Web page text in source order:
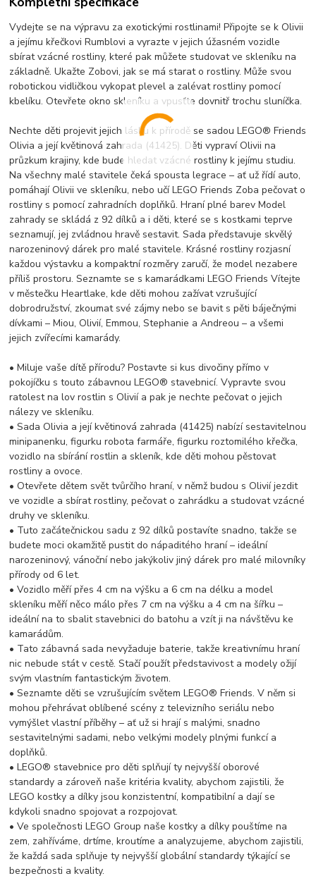
Vydejte se na výpravu za exotickými rostlinami! Připojte se k Olivii
a jejímu křečkovi Rumblovi a vyrazte v jejich úžasném vozidle
sbírat vzácné rostliny, které pak můžete studovat ve skleníku na
základně. Ukažte Zobovi, jak se má starat o rostliny. Může svou
robotickou vidličkou vykopat plevel a zalévat rostliny pomocí
kbelíku. Otevřete okno skleníku a vpusťte dovnitř trochu sluníčka.
Nechte děti projevit jejich lásku k přírodě se sadou LEGO® Friends
Olivia a její květinová zahrada (41425). Děti vypraví Olivii na
průzkum krajiny, kde bude hledat vzácné rostliny k jejímu studiu.
Na všechny malé stavitele čeká spousta legrace – ať už řídí auto,
pomáhají Olivii ve skleníku, nebo učí LEGO Friends Zoba pečovat o
rostliny s pomocí zahradních doplňků. Hraní plné barev Model
zahrady se skládá z 92 dílků a i děti, které se s kostkami teprve
seznamují, jej zvládnou hravě sestavit. Sada představuje skvělý
narozeninový dárek pro malé stavitele. Krásné rostliny rozjasní
každou výstavku a kompaktní rozměry zaručí, že model nezabere
příliš prostoru. Seznamte se s kamarádkami LEGO Friends Vítejte
v městečku Heartlake, kde děti mohou zažívat vzrušující
dobrodružství, zkoumat své zájmy nebo se bavit s pěti báječnými
dívkami – Miou, Olivií, Emmou, Stephanie a Andreou – a všemi
jejich zvířecími kamarády.
• Miluje vaše dítě přírodu? Postavte si kus divočiny přímo v
pokojíčku s touto zábavnou LEGO® stavebnicí. Vypravte svou
ratolest na lov rostlin s Olivií a pak je nechte pečovat o jejich
nálezy ve skleníku.
• Sada Olivia a její květinová zahrada (41425) nabízí sestavitelnou
minipanenku, figurku robota farmáře, figurku roztomilého křečka,
vozidlo na sbírání rostlin a skleník, kde děti mohou pěstovat
rostliny a ovoce.
• Otevřete dětem svět tvůrčího hraní, v němž budou s Olivií jezdit
ve vozidle a sbírat rostliny, pečovat o zahrádku a studovat vzácné
druhy ve skleníku.
• Tuto začátečnickou sadu z 92 dílků postavíte snadno, takže se
budete moci okamžitě pustit do nápaditého hraní – ideální
narozeninový, vánoční nebo jakýkoliv jiný dárek pro malé milovníky
přírody od 6 let.
• Vozidlo měří přes 4 cm na výšku a 6 cm na délku a model
skleníku měří něco málo přes 7 cm na výšku a 4 cm na šířku –
ideální na to sbalit stavebnici do batohu a vzít ji na návštěvu ke
kamarádům.
• Tato zábavná sada nevyžaduje baterie, takže kreativnímu hraní
nic nebude stát v cestě. Stačí použít představivost a modely ožijí
svým vlastním fantastickým životem.
• Seznamte děti se vzrušujícím světem LEGO® Friends. V něm si
mohou přehrávat oblíbené scény z televizního seriálu nebo
vymýšlet vlastní příběhy – ať už si hrají s malými, snadno
sestavitelnými sadami, nebo velkými modely plnými funkcí a
doplňků.
• LEGO® stavebnice pro děti splňují ty nejvyšší oborové
standardy a zároveň naše kritéria kvality, abychom zajistili, že
LEGO kostky a dílky jsou konzistentní, kompatibilní a dají se
kdykoli snadno spojovat a rozpojovat.
• Ve společnosti LEGO Group naše kostky a dílky pouštíme na
zem, zahříváme, drtíme, kroutíme a analyzujeme, abychom zajistili,
že každá sada splňuje ty nejvyšší globální standardy týkající se
bezpečnosti a kvality.